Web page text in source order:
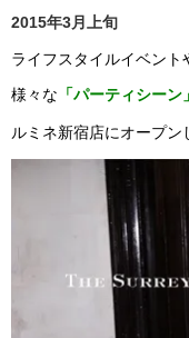
2015年3月上旬
ライフスタイルイベン
様々な 「パーティシーン」
ルミネ新宿店にオープン